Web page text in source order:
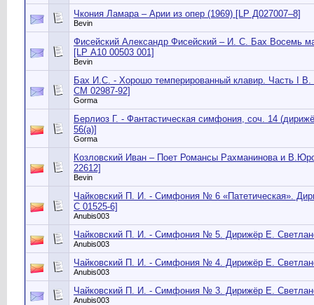
Чкония Ламара – Арии из опер (1969) [LP Д027007–8]
Bevin
Фисейский Александр Фисейский – И. С. Бах Восемь
[LP А10 00503 001]
Bevin
Бах И.С. - Хорошо темперированный клавир. Часть I B.
СМ 02987-92]
Gorma
Берлиоз Г. - Фантастическая симфония, соч. 14
56(a)]
Gorma
Козловский Иван – Поет Романсы Рахманинова и
22612]
Bevin
Чайковский П. И. - Симфония № 6 «Патетическая».
С 01525-6]
Anubis003
Чайковский П. И. - Симфония № 5. Дирижёр Е.
Anubis003
Чайковский П. И. - Симфония № 4. Дирижёр Е.
Anubis003
Чайковский П. И. - Симфония № 3. Дирижёр Е.
Anubis003